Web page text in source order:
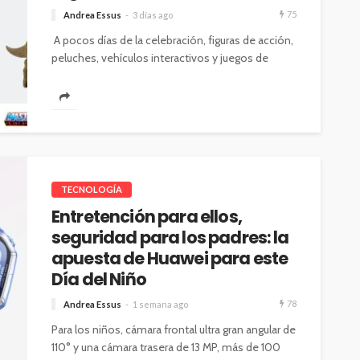
Andrea Essus 3 días ago 75
A pocos días de la celebración, figuras de acción,
peluches, vehículos interactivos y juegos de
TECNOLOGÍA
Entretención para ellos,
seguridad para los padres: la
apuesta de Huawei para este
Día del Niño
Andrea Essus 1 semana ago 78
Para los niños, cámara frontal ultra gran angular de
110° y una cámara trasera de 13 MP, más de 100